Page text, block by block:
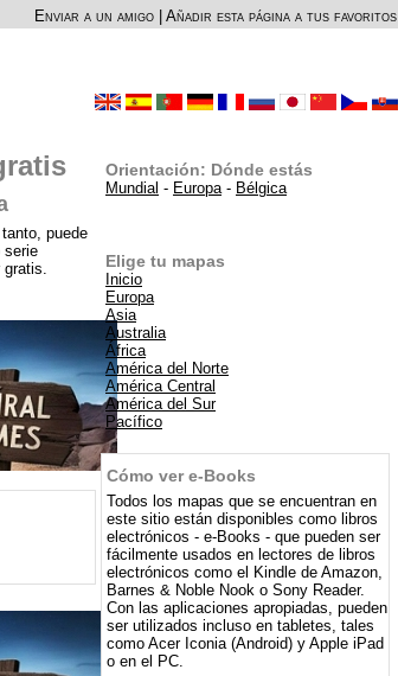
Enviar a un amigo Añadir esta página a tus favoritos
puede
serie
gratis.
Orientación: Dónde estás
Mundial - Europa- Bélgica
Elige tu mapas
Inicio
Europa
Asia
Australia
África
América del Norte
América Central
América del Sur
Pacífico
Cómo ver e-Books
Todos los mapas que se encuentran en
este sitio están disponibles como libros
electrónicos - e-Books - que pueden ser
fácilmente usados ​​en lectores de libros
electrónicos como el Kindle de Amazon,
Barnes & Noble Nook o Sony Reader.
Con las aplicaciones apropiadas, pueden
ser utilizados incluso en tabletes, tales
como Acer Iconia (Android) y Apple iPad
o en el PC.